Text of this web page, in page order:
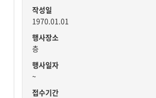
작성일
1970.01.01
행사장소
층
행사일자
~
접수기간